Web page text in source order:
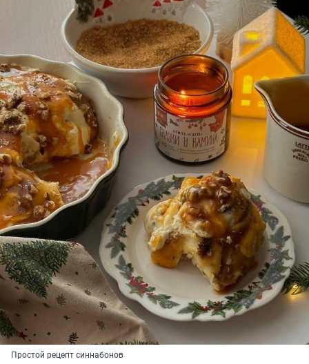
Простой рецепт синнабонов